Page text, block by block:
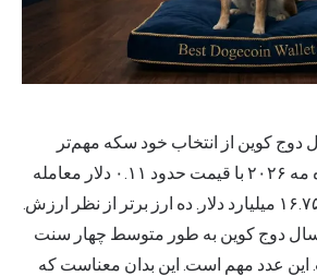
دوج کوین از انتخاب خود سکه مهم‌تر
است. دوج کوین در ماه مه ۲۰۲۶ با قیمت حدود ۰.۱۱ دلار معامله
می‌شود. ارزش بازار: ۱۶.۷۵ میلیارد دلار. ده ارز برتر از نظر ارزش.
دوج کوین به طور متوسط چهار سنت
عدد مهم است. این بدان معناست که